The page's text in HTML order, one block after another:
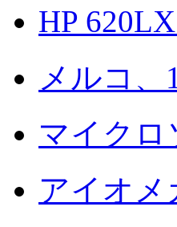
HP
メルコ、
マイクロ
アイオメ